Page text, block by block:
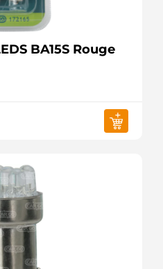
BA15S Rouge